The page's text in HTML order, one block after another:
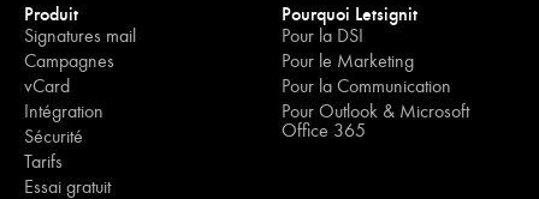
Produit
Signatures mail
Campagnes
vCard
Intégration
Sécurité
Tarifs
Essai gratuit
Pourquoi Letsignit
Pour la DSI
Pour le Marketing
Pour la Communication
Pour Outlook & Microsoft
Office 365